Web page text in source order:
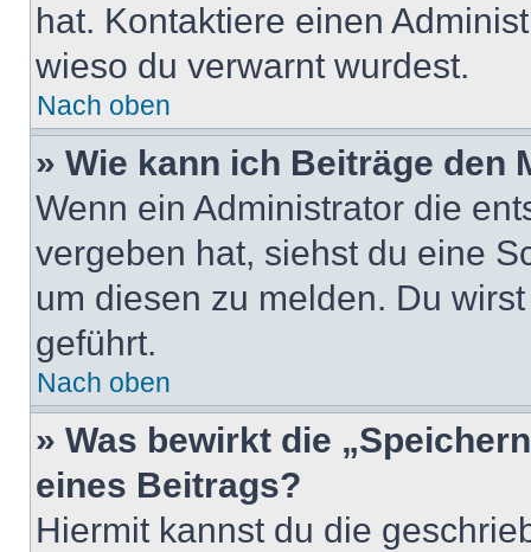
hat. Kontaktiere einen
wieso du verwarnt wurdest.
Nach oben
» Wie kann ich Beiträge den
Wenn ein Administrator die
vergeben hat, siehst du eine
um diesen zu melden. Du
geführt.
Nach oben
» Was bewirkt die
eines Beitrags?
Hiermit kannst du die